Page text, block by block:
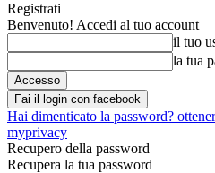
Registrati
Benvenuto! Accedi al tuo account
il tuo
la tua
Fai il login con facebook
Hai dimenticato la password?
myprivacy
Recupero della password
Recupera la tua password